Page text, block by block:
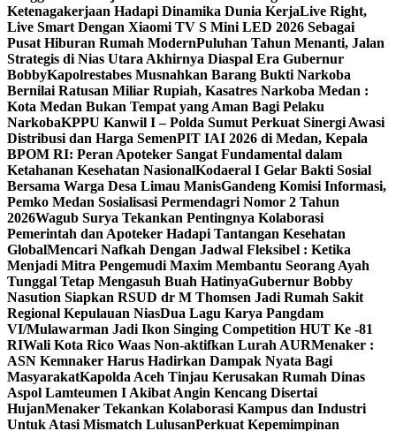
Ketenagakerjaan Hadapi Dinamika Dunia KerjaLive Right,
Live Smart Dengan Xiaomi TV S Mini LED 2026 Sebagai
Pusat Hiburan Rumah ModernPuluhan Tahun Menanti, Jalan
Strategis di Nias Utara Akhirnya Diaspal Era Gubernur
BobbyKapolrestabes Musnahkan Barang Bukti Narkoba
Bernilai Ratusan Miliar Rupiah, Kasatres Narkoba Medan :
Kota Medan Bukan Tempat yang Aman Bagi Pelaku
NarkobaKPPU Kanwil I – Polda Sumut Perkuat Sinergi Awasi
Distribusi dan Harga SemenPIT IAI 2026 di Medan, Kepala
BPOM RI: Peran Apoteker Sangat Fundamental dalam
Ketahanan Kesehatan NasionalKodaeral I Gelar Bakti Sosial
Bersama Warga Desa Limau ManisGandeng Komisi Informasi,
Pemko Medan Sosialisasi Permendagri Nomor 2 Tahun
2026Wagub Surya Tekankan Pentingnya Kolaborasi
Pemerintah dan Apoteker Hadapi Tantangan Kesehatan
GlobalMencari Nafkah Dengan Jadwal Fleksibel : Ketika
Menjadi Mitra Pengemudi Maxim Membantu Seorang Ayah
Tunggal Tetap Mengasuh Buah HatinyaGubernur Bobby
Nasution Siapkan RSUD dr M Thomsen Jadi Rumah Sakit
Regional Kepulauan NiasDua Lagu Karya Pangdam
VI/Mulawarman Jadi Ikon Singing Competition HUT Ke -81
RIWali Kota Rico Waas Non-aktifkan Lurah AURMenaker :
ASN Kemnaker Harus Hadirkan Dampak Nyata Bagi
MasyarakatKapolda Aceh Tinjau Kerusakan Rumah Dinas
Aspol Lamteumen I Akibat Angin Kencang Disertai
HujanMenaker Tekankan Kolaborasi Kampus dan Industri
Untuk Atasi Mismatch LulusanPerkuat Kepemimpinan